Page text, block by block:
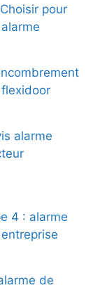
pour
alarme
4 : alarme
de